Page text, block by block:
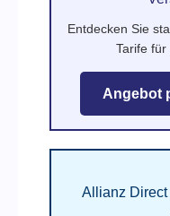
Entdecken Sie
Tarife für
Angebot
Allianz